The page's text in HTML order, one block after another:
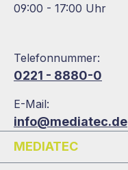
09:00 - 17:00 Uhr
Telefonnummer:
0221 - 8880-0
E-Mail:
info@mediatec.de
MEDIATEC